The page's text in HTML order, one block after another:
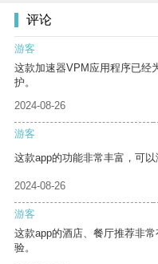
评论
游客
这款加速器VPM应用程序已经
护。
2024-08-26
游客
这款app的功能非常丰富，可以
2024-08-26
游客
这款app的酒店、餐厅推荐非
验。